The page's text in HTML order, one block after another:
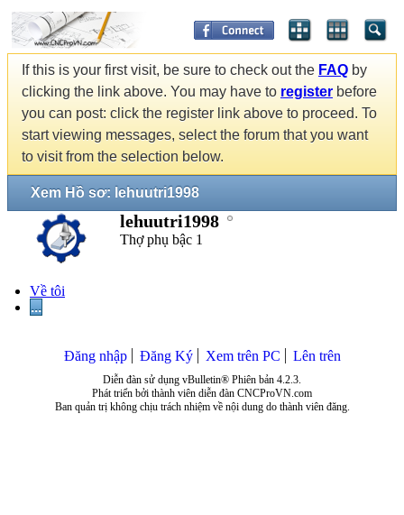
If this is your first visit, be sure to check out the FAQ by
clicking the link above. You may have to register before
you can post: click the register link above to proceed. To
start viewing messages, select the forum that you want
to visit from the selection below.
Xem Hồ sơ: lehuutri1998
lehuutri1998
Thợ phụ bậc 1
Về tôi
...
Đăng nhập Đăng Ký Xem trên PC Lên trên
Diễn đàn sử dụng vBulletin® Phiên bản 4.2.3.
Phát triển bởi thành viên diễn đàn CNCProVN.com
Ban quản trị không chịu trách nhiệm về nội dung do thành viên đăng.